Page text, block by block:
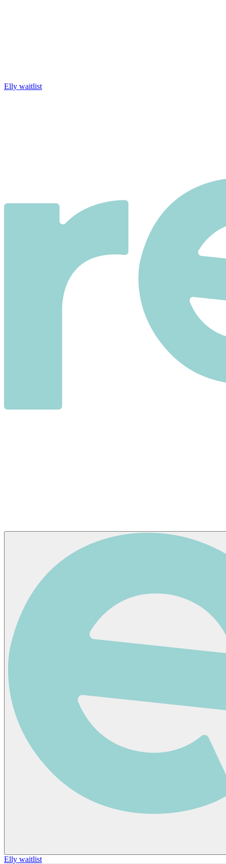
Elly waitlist
Elly waitlist